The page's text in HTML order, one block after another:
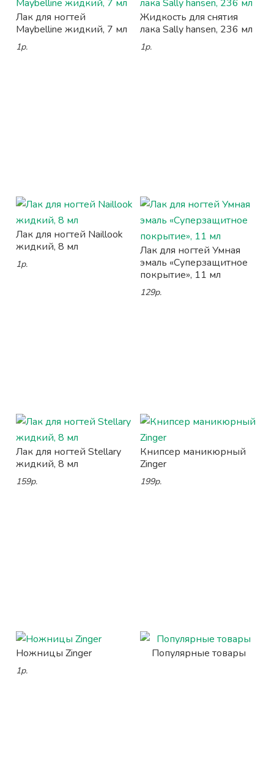
Лак для ногтей
Maybelline жидкий, 7 мл
1р.
Жидкость для снятия
лака Sally hansen, 236 мл
1р.
Лак для ногтей Naillook
жидкий, 8 мл
1р.
Лак для ногтей Умная
эмаль «Суперзащитное
покрытие», 11 мл
129р.
Лак для ногтей Stellary
жидкий, 8 мл
159р.
Книпсер маникюрный
Zinger
199р.
Ножницы Zinger
1р.
Популярные товары